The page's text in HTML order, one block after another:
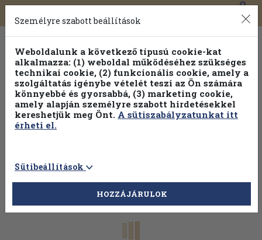
Toggle
navigation
0
Válogasson több mint 1.000.000 kiadványunk közül
100% kedvezménnyel!
Személyre szabott beállítások
Weboldalunk a következő típusú cookie-kat
alkalmazza: (1) weboldal működéséhez szükséges
technikai cookie, (2) funkcionális cookie, amely a
szolgáltatás igénybe vételét teszi az Ön számára
könnyebbé és gyorsabbá, (3) marketing cookie,
amely alapján személyre szabott hirdetésekkel
kereshetjük meg Önt. A sütiszabályzatunkat itt
érheti el.
Sütibeállítások
HOZZÁJÁRULOK